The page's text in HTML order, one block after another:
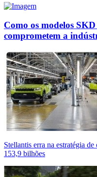
Como os modelos
comprometem a
Stellantis erra na estratégia
153,9 bilhões